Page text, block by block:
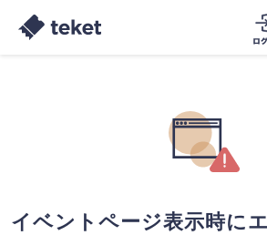
イベントページ表示時に